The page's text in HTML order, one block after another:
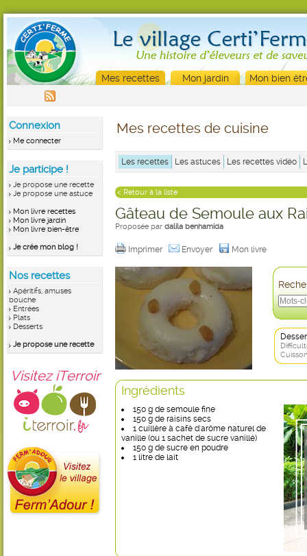
Mes recettes Mon jardin Mon bien
Connexion
Me connecter
Je participe !
Je propose une recette
Je propose une astuce
Mon livre recettes
Mon livre jardin
Mon livre bien-être
Je crée mon blog !
Nos recettes
Apéritifs, amuses
bouche
Entrées
Plats
Desserts
Je propose une recette
Visitez iTerroir
Mes recettes de cuisine
Les recettes Les astuces Les recettes vidéo
< Retour à la liste
Gâteau de Semoule aux
Proposée par dalila benhamida
Imprimer Envoyer Mon livre
Ingrédients
150 g de semoule fine
150 g de raisins secs
1 cuillère à café d'arôme naturel de
vanille (ou 1 sachet de sucre vanillé)
150 g de sucre en poudre
1 litre de lait